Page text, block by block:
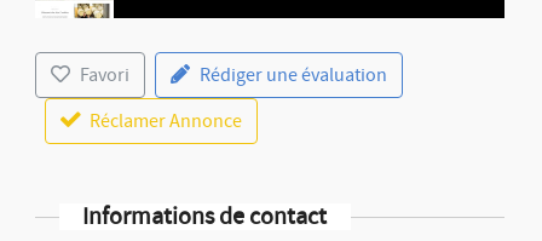
Favori
Rédiger une évaluation
Réclamer Annonce
Informations de contact